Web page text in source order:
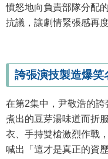
憤怒地向負責部隊分配
抗議，讓劇情緊張感再度
誇張演技製造爆笑
在第2集中，尹敬浩的
煮出的豆芽湯味道而折
衣、手持雙槍激烈作戰
喊出「這才是真正的資